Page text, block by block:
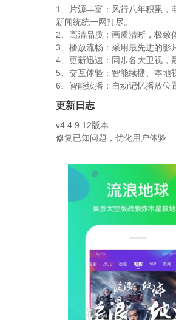
1、片源丰富：风行八年积累，
新闻统统一网打尽。
2、高清品质：画质清晰，极致
3、播放流畅：采用最先进的影
4、更新迅速：同步各大卫视，
5、交互体验：智能续播、本地
6、智能续播：自动记忆播放位
更新日志
v4.4.9.12版本
修复已知问题，优化用户体验